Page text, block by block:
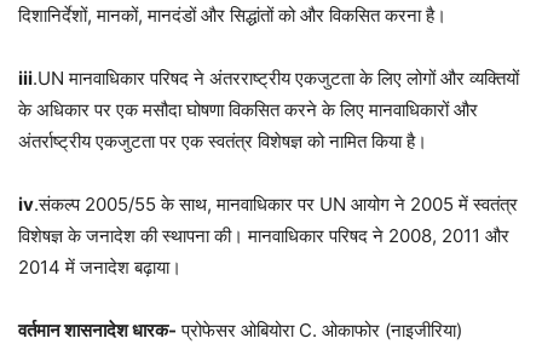
दिशानिर्देशों, मानकों, मानदंडों और सिद्धांतों को और विकसित करना है।
iii.UN मानवाधिकार परिषद ने अंतरराष्ट्रीय एकजुटता के लिए लोगों और व्यक्तियों
के अधिकार पर एक मसौदा घोषणा विकसित करने के लिए मानवाधिकारों और
अंतर्राष्ट्रीय एकजुटता पर एक स्वतंत्र विशेषज्ञ को नामित किया है।
iv.संकल्प 2005/55 के साथ, मानवाधिकार पर UN आयोग ने 2005 में स्वतंत्र
विशेषज्ञ के जनादेश की स्थापना की। मानवाधिकार परिषद ने 2008, 2011 और
2014 में जनादेश बढ़ाया।
वर्तमान शासनादेश धारक- प्रोफेसर ओबियोरा C. ओकाफोर (नाइजीरिया)